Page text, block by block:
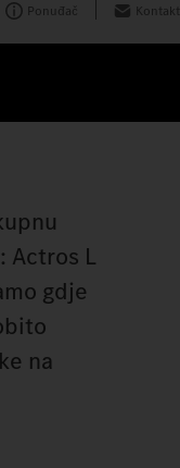
Ponuđač Kontakt
Actros L
gdje
na